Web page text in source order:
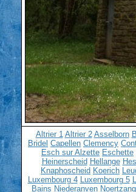
Altrier 1 Altrier 2 Asselborn
Bridel Capellen Clemency
Esch sur Alzette Eschette
Heinerscheid Hellange
Knaphoscheid Koerich
Luxembourg 4 Luxembourg 5
Bains Niederanven